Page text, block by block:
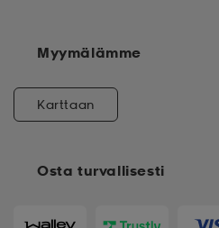
Osta turvallisesti
Myymälämme
Karttaan